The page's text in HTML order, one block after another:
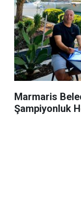
Marmaris
Şampiyonluk